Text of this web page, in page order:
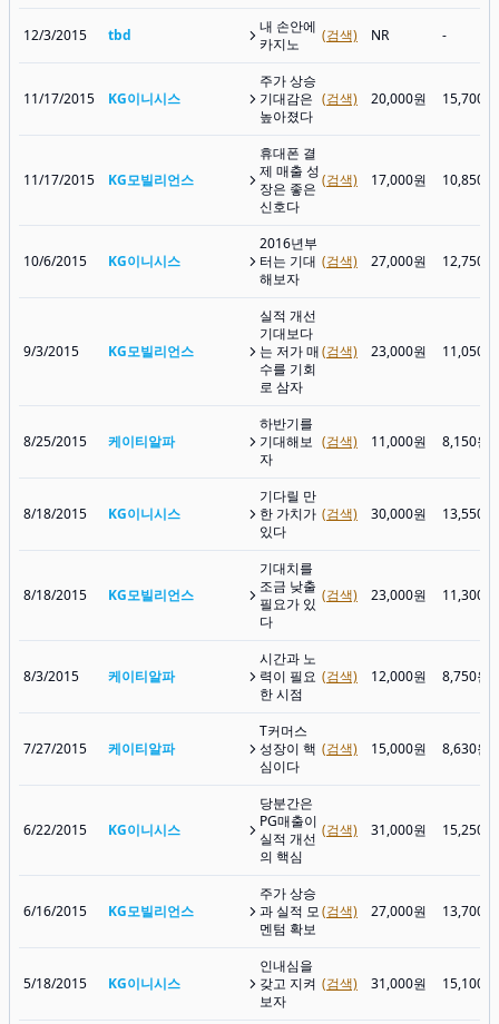
12/3/2015 tbd
내 손안에
카지노
(검색) NR -
11/17/2015 KG이니시스
주가 상승
기대감은
높아졌다
(검색) 20,000원 15,700원
11/17/2015 KG모빌리언스
휴대폰 결
제 매출 성
장은 좋은
신호다
(검색) 17,000원 10,850원
10/6/2015 KG이니시스
2016년부
터는 기대
해보자
(검색) 27,000원 12,750원
9/3/2015 KG모빌리언스
실적 개선
기대보다
는 저가 매
수를 기회
로 삼자
(검색) 23,000원 11,050원
8/25/2015 케이티알파
하반기를
기대해보
자
(검색) 11,000원 8,150원
8/18/2015 KG이니시스
기다릴 만
한 가치가
있다
(검색) 30,000원 13,550원
8/18/2015 KG모빌리언스
기대치를
조금 낮출
필요가 있
다
(검색) 23,000원 11,300원
8/3/2015 케이티알파
시간과 노
력이 필요
한 시점
(검색) 12,000원 8,750원
7/27/2015 케이티알파
T커머스
성장이 핵
심이다
(검색) 15,000원 8,630원
6/22/2015 KG이니시스
당분간은
PG매출이
실적 개선
의 핵심
(검색) 31,000원 15,250원
6/16/2015 KG모빌리언스
주가 상승
과 실적 모
멘텀 확보
(검색) 27,000원 13,700원
5/18/2015 KG이니시스
인내심을
갖고 지켜
보자
(검색) 31,000원 15,100원